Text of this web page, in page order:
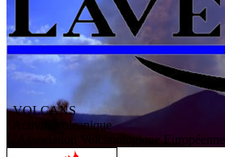
VOLCANS
/ Activité volcanique
ssociation V olcanologiqueEuropéenne